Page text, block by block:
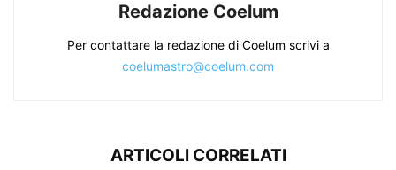
Redazione Coelum
Per contattare la redazione di Coelum scrivi a
coelumastro@coelum.com
ARTICOLI CORRELATI